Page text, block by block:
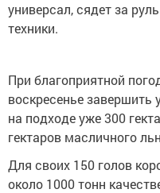
универсал, сядет за
техники.
При благоприятной
воскресенье
на подходе уже 300
гектаров масличного
Для своих 150 голов
около 1000 тонн